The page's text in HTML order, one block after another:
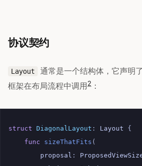
协议契约
Layout
通常是一个结构体，它声明
框架在布局流程中调用2 ：
struct DiagonalLayout : Layout
{
func
sizeThatFits (
proposal :